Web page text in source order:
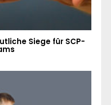
Siege für SCP-